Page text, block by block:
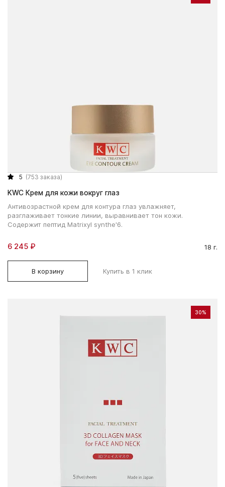
5 (753 заказа)
KWC Крем для кожи вокруг глаз
Антивозрастной крем для контура глаз увлажняет,
разглаживает тонкие линии, выравнивает тон кожи.
Содержит пептид Matrixyl synthe'6.
6 245 ₽ 18 г.
В корзину Купить в 1 клик
30%